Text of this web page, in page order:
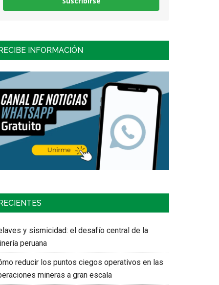
INFORMACIÓN
RECIENTES
y sismicidad: el desafío central de la
peruana
reducir los puntos ciegos operativos en las
mineras a gran escala